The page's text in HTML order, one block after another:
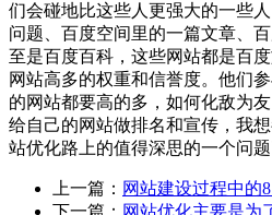
们会碰地比这些人更强大的一些
问题、百度空间里的一篇文章、
至是百度百科，这些网站都是百
网站高多的权重和信誉度。他们
的网站都要高的多，如何化敌为
给自己的网站做排名和宣传，我
站优化路上的值得深思的一个问题
上一篇： 网站建设过程中的